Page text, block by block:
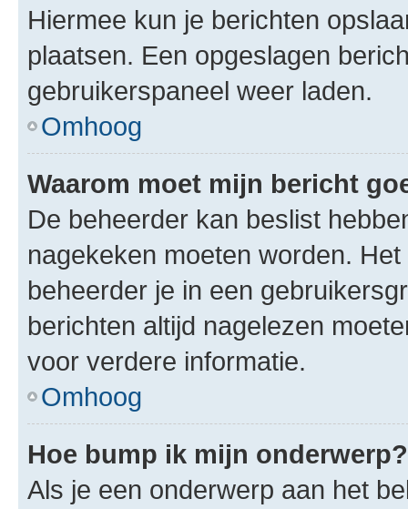
Hiermee kun je berichten
plaatsen. Een opgeslagen
gebruikerspaneel weer laden.
Omhoog
Waarom moet mijn bericht
De beheerder kan beslist
nagekeken moeten worden.
beheerder je in een
berichten altijd nagelezen
voor verdere informatie.
Omhoog
Hoe bump ik mijn onderwerp?
Als je een onderwerp aan het